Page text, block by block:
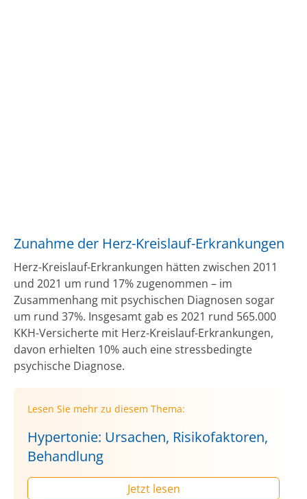
Zunahme der Herz-Kreislauf-Erkrankungen
Herz-Kreislauf-Erkrankungen hätten zwischen 2011
und 2021 um rund 17% zugenommen – im
Zusammenhang mit psychischen Diagnosen sogar
um rund 37%. Insgesamt gab es 2021 rund 565.000
KKH-Versicherte mit Herz-Kreislauf-Erkrankungen,
davon erhielten 10% auch eine stressbedingte
psychische Diagnose.
Lesen Sie mehr zu diesem Thema:
Hypertonie: Ursachen, Risikofaktoren,
Behandlung
Jetzt lesen